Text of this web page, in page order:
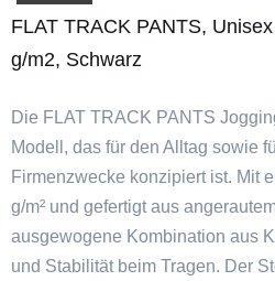
FLAT TRACK PANTS,
g/m2, Schwarz
Die FLAT TRACK PANTS
Modell, das für den Alltag sowie
Firmenzwecke konzipiert ist. Mit
g/m² und gefertigt aus
ausgewogene Kombination aus
und Stabilität beim Tragen. Der